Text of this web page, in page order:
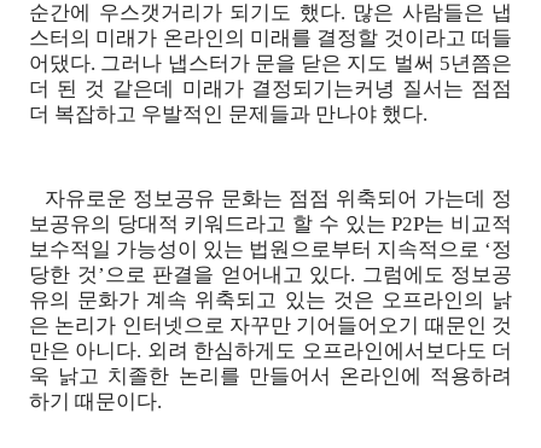
순간에 우스갯거리가 되기도 했다. 많은 사람들은 냅
스터의 미래가 온라인의 미래를 결정할 것이라고 떠들
어댔다. 그러나 냅스터가 문을 닫은 지도 벌써 5년쯤은
더 된 것 같은데 미래가 결정되기는커녕 질서는 점점
더 복잡하고 우발적인 문제들과 만나야 했다.
자유로운 정보공유 문화는 점점 위축되어 가는데 정
보공유의 당대적 키워드라고 할 수 있는 P2P는 비교적
보수적일 가능성이 있는 법원으로부터 지속적으로 ‘정
당한 것’으로 판결을 얻어내고 있다. 그럼에도 정보공
유의 문화가 계속 위축되고 있는 것은 오프라인의 낡
은 논리가 인터넷으로 자꾸만 기어들어오기 때문인 것
만은 아니다. 외려 한심하게도 오프라인에서보다도 더
욱 낡고 치졸한 논리를 만들어서 온라인에 적용하려
하기 때문이다.